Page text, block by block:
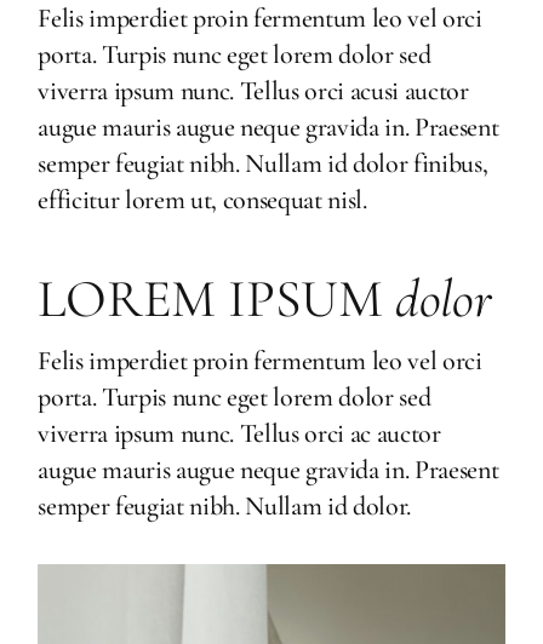
Felis imperdiet proin fermentum leo vel orci
porta. Turpis nunc eget lorem dolor sed
viverra ipsum nunc. Tellus orci acusi auctor
augue mauris augue neque gravida in. Praesent
semper feugiat nibh. Nullam id dolor finibus,
efficitur lorem ut, consequat nisl.
LOREM IPSUM dolor
Felis imperdiet proin fermentum leo vel orci
porta. Turpis nunc eget lorem dolor sed
viverra ipsum nunc. Tellus orci ac auctor
augue mauris augue neque gravida in. Praesent
semper feugiat nibh. Nullam id dolor.